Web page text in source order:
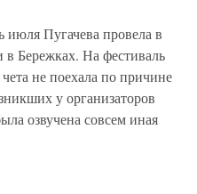
Пугачева провела в
в Бережках. На фестиваль
не поехала по причине
у организаторов
озвучена совсем иная